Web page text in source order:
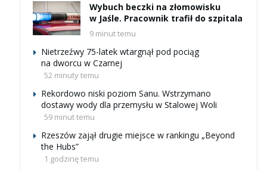
Wybuch beczki na złomowisku
w Jaśle. Pracownik trafił do szpitala
9 minut temu
Nietrzeźwy 75-latek wtargnął pod pociąg
na dworcu w Czarnej
52 minuty temu
Rekordowo niski poziom Sanu. Wstrzymano
dostawy wody dla przemysłu w Stalowej Woli
59 minut temu
Rzeszów zajął drugie miejsce w rankingu „Beyond
the Hubs”
1 godzinę temu